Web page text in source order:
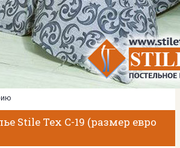
Stile Tex C-19 (размер евро